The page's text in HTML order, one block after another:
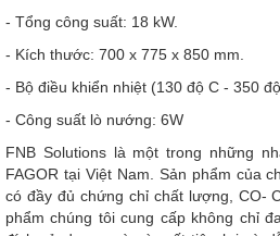
- Tổng công suất: 18 kW.
- Kích thước: 700 x 775 x 850 mm.
- Bộ điều khiển nhiệt (130 độ C - 350
- Công suất lò nướng: 6W
FNB Solutions là một trong những
FAGOR tại Việt Nam. Sản phẩm của
có đầy đủ chứng chỉ chất lượng, CO-
phẩm chúng tôi cung cấp không chỉ